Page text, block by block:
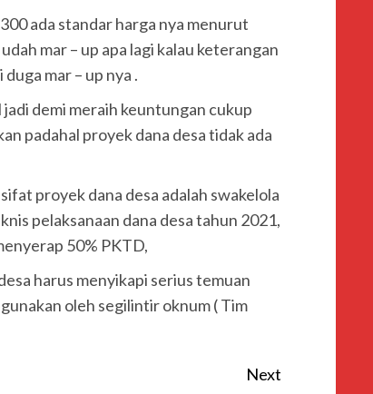
ada standar harga nya menurut
mar – up apa lagi kalau keterangan
mar – up nya .
demi meraih keuntungan cukup
padahal proyek dana desa tidak ada
proyek dana desa adalah swakelola
pelaksanaan dana desa tahun 2021,
50% PKTD,
harus menyikapi serius temuan
oleh segilintir oknum ( Tim
Next